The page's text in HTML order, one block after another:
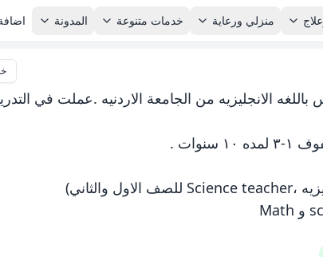
منزلي ورعاية خدمات متنوعة المدونة
الانجليزيه من الجامعة الاردنيه .عملت في